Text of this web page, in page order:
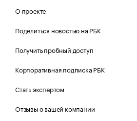
О проекте
Поделиться новостью на РБК
Получить пробный доступ
Корпоративная подписка РБК
Стать экспертом
Отзывы о вашей компании